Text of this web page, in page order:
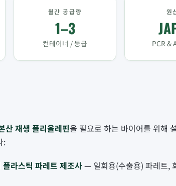
월간 공급량
1–3
컨테이너 / 등급
원
PCR &
산 재생 폴리올레핀을 필요로 하는 바이어를 위해
:
플라스틱 파레트 제조사— 일회용(수출용) 파레트,